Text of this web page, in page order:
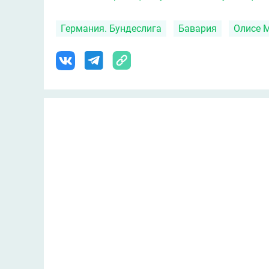
Германия. Бундеслига Бавария Олисе